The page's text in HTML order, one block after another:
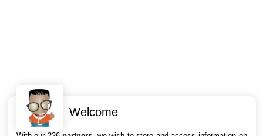
Intéressant ? Partagez !
Welcome